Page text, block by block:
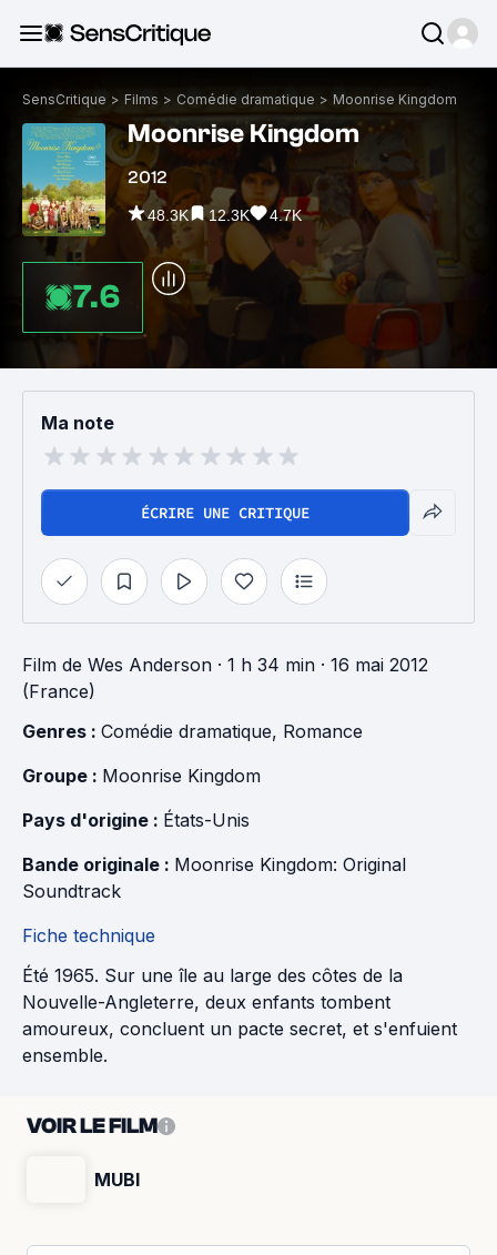
SensCritique > Films > Comédie dramatique > Moonrise Kingdom
Moonrise Kingdom
2012
48.3K 12.3K 4.7K
7.6
Ma note
ÉCRIRE UNE CRITIQUE
Film de Wes Anderson · 1 h 34 min · 16 mai 2012
(France)
Genres : Comédie dramatique, Romance
Groupe : Moonrise Kingdom
Pays d'origine : États-Unis
Bande originale : Moonrise Kingdom: Original
Soundtrack
Fiche technique
Été 1965. Sur une île au large des côtes de la
Nouvelle-Angleterre, deux enfants tombent
amoureux, concluent un pacte secret, et s'enfuient
ensemble.
VOIR LE FILM
MUBI